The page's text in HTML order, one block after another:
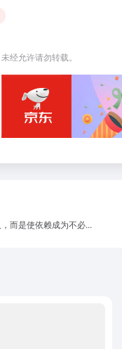
经允许请勿转载。
而是使依赖成为不必...